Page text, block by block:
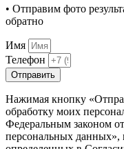
• Отправим фото
обратно
Имя
Телефон
Отправить
Нажимая кнопку
обработку моих
Федеральным законом
персональных данных»,